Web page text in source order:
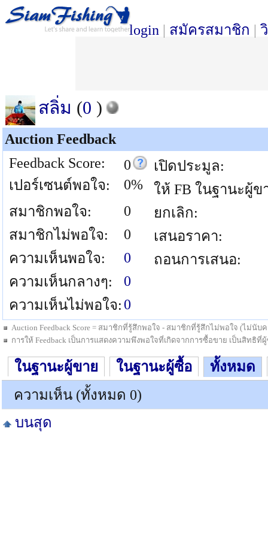
login | สมัครสมาชิก |
สลิ่ม (0 )
Auction Feedback
Feedback Score:
0
เปอร์เซนต์พอใจ:
0%
สมาชิกพอใจ:
0
สมาชิกไม่พอใจ:
0
ความเห็นพอใจ:
0
ความเห็นกลางๆ:
0
ความเห็นไม่พอใจ: 0
เปิดประมูล:
ให้ FB ในฐานะผู้ข
ยกเลิก:
เสนอราคา:
ถอนการเสนอ:
Auction Feedback Score = สมาชิกที่รู้สึกพอใจ - สมาชิกที่รู้สึกไม่พอใจ (ไม่นั
การให้ Feedback เป็นการแสดงความพึงพอใจที่เกิดจากการซื้อขาย เป็นสิทธิ
ในฐานะผู้ขาย ในฐานะผู้ซื้อ
ทั้งหมด
ความเห็น (ทั้งหมด 0)
บนสุด